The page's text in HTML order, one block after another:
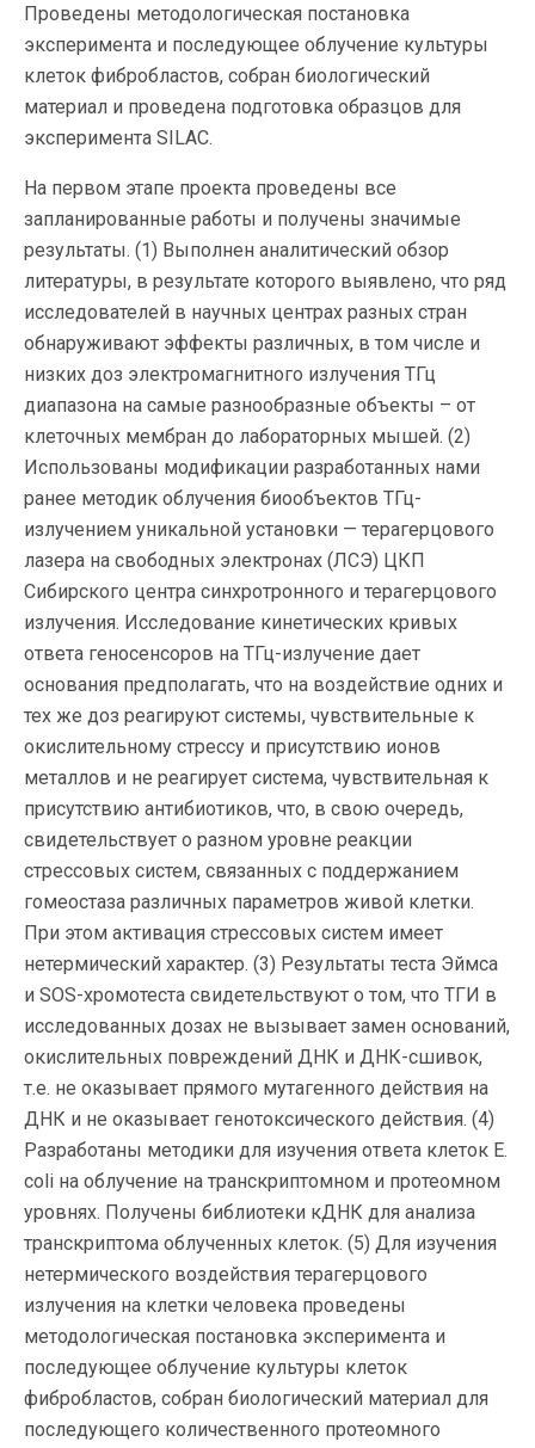
Проведены методологическая постановка
эксперимента и последующее облучение культуры
клеток фибробластов, собран биологический
материал и проведена подготовка образцов для
эксперимента SILAC.
На первом этапе проекта проведены все
запланированные работы и получены значимые
результаты. (1) Выполнен аналитический обзор
литературы, в результате которого выявлено, что ряд
исследователей в научных центрах разных стран
обнаруживают эффекты различных, в том числе и
низких доз электромагнитного излучения ТГц
диапазона на самые разнообразные объекты – от
клеточных мембран до лабораторных мышей. (2)
Использованы модификации разработанных нами
ранее методик облучения биообъектов ТГц-
излучением уникальной установки — терагерцового
лазера на свободных электронах (ЛСЭ) ЦКП
Сибирского центра синхротронного и терагерцового
излучения. Исследование кинетических кривых
ответа геносенсоров на ТГц-излучение дает
основания предполагать, что на воздействие одних и
тех же доз реагируют системы, чувствительные к
окислительному стрессу и присутствию ионов
металлов и не реагирует система, чувствительная к
присутствию антибиотиков, что, в свою очередь,
свидетельствует о разном уровне реакции
стрессовых систем, связанных с поддержанием
гомеостаза различных параметров живой клетки.
При этом активация стрессовых систем имеет
нетермический характер. (3) Результаты теста Эймса
и SOS-хромотеста свидетельствуют о том, что ТГИ в
исследованных дозах не вызывает замен оснований,
окислительных повреждений ДНК и ДНК-сшивок,
т.е. не оказывает прямого мутагенного действия на
ДНК и не оказывает генотоксического действия. (4)
Разработаны методики для изучения ответа клеток E.
coli на облучение на транскриптомном и протеомном
уровнях. Получены библиотеки кДНК для анализа
транскриптома облученных клеток. (5) Для изучения
нетермического воздействия терагерцового
излучения на клетки человека проведены
методологическая постановка эксперимента и
последующее облучение культуры клеток
фибробластов, собран биологический материал для
последующего количественного протеомного